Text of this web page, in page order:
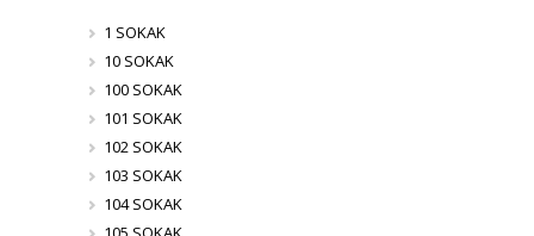
1 SOKAK
10 SOKAK
100 SOKAK
101 SOKAK
102 SOKAK
103 SOKAK
104 SOKAK